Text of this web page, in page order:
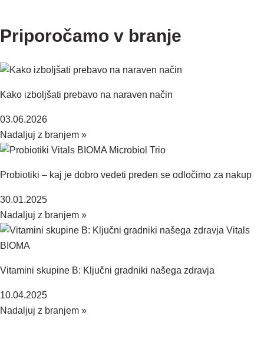
Priporočamo v branje
Kako izboljšati prebavo na naraven način
03.06.2026
Nadaljuj z branjem »
Probiotiki – kaj je dobro vedeti preden se odločimo za nakup
30.01.2025
Nadaljuj z branjem »
Vitamini skupine B: Ključni gradniki našega zdravja
10.04.2025
Nadaljuj z branjem »